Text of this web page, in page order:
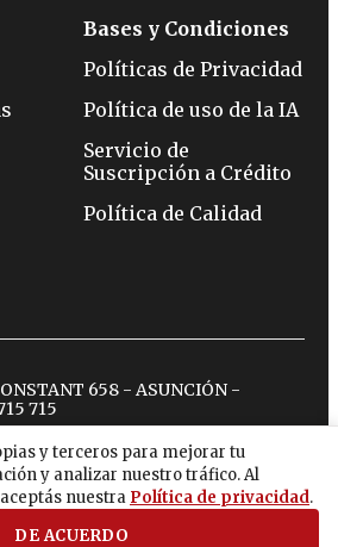
y terceros para mejorar tu
y analizar nuestro tráfico. Al
nuestra Política de privacidad.
DE ACUERDO
Bases y Condiciones
Políticas de Privacidad
Política de uso de la IA
Servicio de
Suscripción a Crédito
Política de Calidad
658 - ASUNCIÓN -
715
tiktokyoutubespotify